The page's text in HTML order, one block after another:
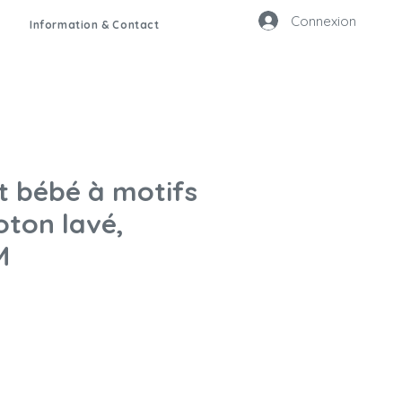
Information & Contact Connexion
bébé à motifs
lavé,